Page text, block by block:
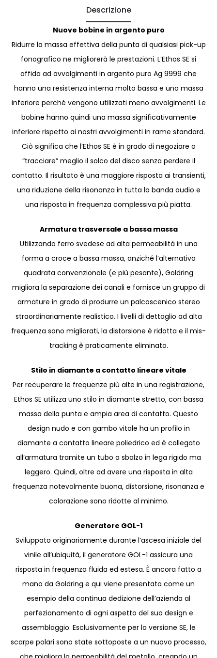
Descrizione
Nuove bobine in argento puro
Ridurre la massa effettiva della punta di qualsiasi pick-up
fonografico ne migliorerà le prestazioni. L’Ethos SE si
affida ad avvolgimenti in argento puro Ag 9999 che
hanno una resistenza interna molto bassa e una massa
inferiore perché vengono utilizzati meno avvolgimenti. Le
bobine hanno quindi una massa significativamente
inferiore rispetto ai nostri avvolgimenti in rame standard.
Ciò significa che l’Ethos SE è in grado di negoziare o
“tracciare” meglio il solco del disco senza perdere il
contatto. Il risultato è una maggiore risposta ai transienti,
una riduzione della risonanza in tutta la banda audio e
una risposta in frequenza complessiva più piatta.
Armatura trasversale a bassa massa
Utilizzando ferro svedese ad alta permeabilità in una
forma a croce a bassa massa, anziché l’alternativa
quadrata convenzionale (e più pesante), Goldring
migliora la separazione dei canali e fornisce un gruppo di
armature in grado di produrre un palcoscenico stereo
straordinariamente realistico. I livelli di dettaglio ad alta
frequenza sono migliorati, la distorsione è ridotta e il mis-
tracking è praticamente eliminato.
Stilo in diamante a contatto lineare vitale
Per recuperare le frequenze più alte in una registrazione,
Ethos SE utilizza uno stilo in diamante stretto, con bassa
massa della punta e ampia area di contatto. Questo
design nudo e con gambo vitale ha un profilo in
diamante a contatto lineare poliedrico ed è collegato
all’armatura tramite un tubo a sbalzo in lega rigido ma
leggero. Quindi, oltre ad avere una risposta in alta
frequenza notevolmente buona, distorsione, risonanza e
colorazione sono ridotte al minimo.
Generatore GOL-1
Sviluppato originariamente durante l’ascesa iniziale del
vinile all’ubiquità, il generatore GOL-1 assicura una
risposta in frequenza fluida ed estesa. È ancora fatto a
mano da Goldring e qui viene presentato come un
esempio della continua dedizione dell’azienda al
perfezionamento di ogni aspetto del suo design e
assemblaggio. Esclusivamente per la versione SE, le
scarpe polari sono state sottoposte a un nuovo processo,